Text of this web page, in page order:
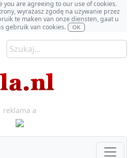
you are agreeing to our use of cookies.
wyrażasz zgodę na używanie przez
te maken van onze diensten, gaat u
gebruik van cookies.
OK
reklama a